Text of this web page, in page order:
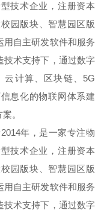
技术企业，注册资本
园版块、智慧园区版
用自主研发软件和服务
技术支持下，通过数字
云计算、区块链、5G
息化的物联网体系建
。
年，是一家专注物
技术企业，注册资本
园版块、智慧园区版
用自主研发软件和服务
技术支持下，通过数字